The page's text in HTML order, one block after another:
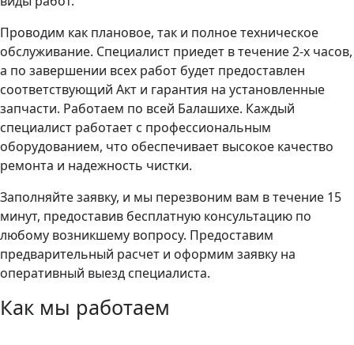
Проводим как плановое, так и полное техническое
обслуживание. Специалист приедет в течение 2-х часов,
а по завершении всех работ будет предоставлен
соответствующий Акт и гарантия на установленные
запчасти. Работаем по всей Балашихе. Каждый
специалист работает с профессиональным
оборудованием, что обеспечивает высокое качество
ремонта и надежность чистки.
Заполняйте заявку, и мы перезвоним вам в течение 15
минут, предоставив бесплатную консультацию по
любому возникшему вопросу. Предоставим
предварительный расчет и оформим заявку на
оперативный выезд специалиста.
Как мы работаем